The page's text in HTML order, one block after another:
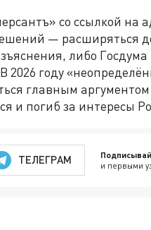
со ссылкой на
— расширяться
либо
2026 году
главным
и погиб за интересы
ТЕЛЕГРАМ и первыми